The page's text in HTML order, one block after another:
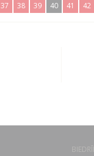
37 38 39 40 41 42